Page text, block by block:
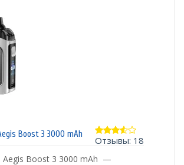
3.44
Отзывы: 18
Boost 3 3000 mAh
Aegis Boost 3 3000 mAh —